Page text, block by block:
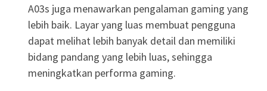
A03s juga menawarkan pengalaman gaming yang
lebih baik. Layar yang luas membuat pengguna
dapat melihat lebih banyak detail dan memiliki
bidang pandang yang lebih luas, sehingga
meningkatkan performa gaming.